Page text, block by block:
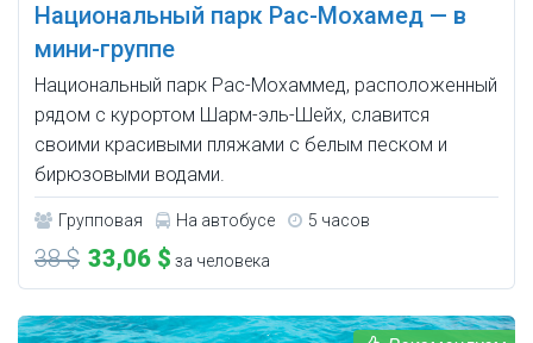
Национальный парк Рас-Мохамед — в
мини-группе
Национальный парк Рас-Мохаммед, расположенный
рядом с курортом Шарм-эль-Шейх, славится
своими красивыми пляжами с белым песком и
бирюзовыми водами.
Групповая На автобусе 5 часов
38 $ 33,06 $ за человека